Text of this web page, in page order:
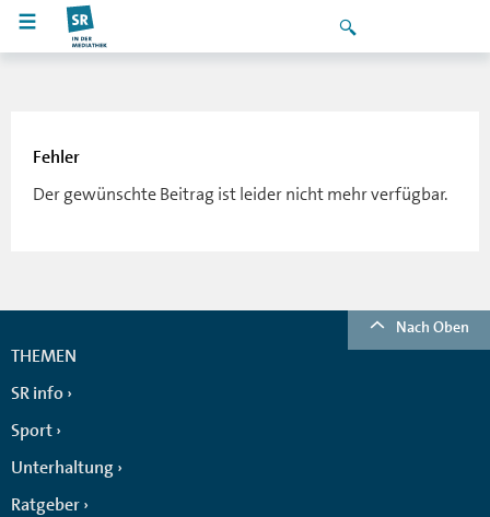
Fehler
Der gewünschte Beitrag ist leider nicht mehr verfügbar.
Nach Oben
THEMEN
SR info
Sport
Unterhaltung
Ratgeber